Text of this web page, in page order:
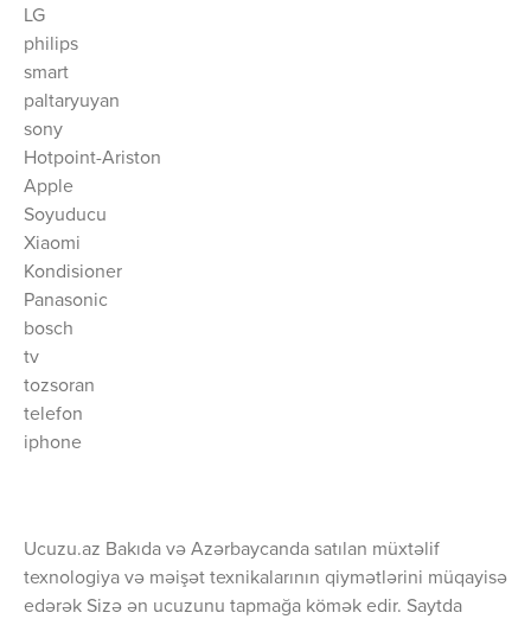
LG
philips
smart
paltaryuyan
sony
Hotpoint-Ariston
Apple
Soyuducu
Xiaomi
Kondisioner
Panasonic
bosch
tv
tozsoran
telefon
iphone
Ucuzu.az Bakıda və Azərbaycanda satılan müxtəlif
texnologiya və məişət texnikalarının qiymətlərini müqayisə
edərək Sizə ən ucuzunu tapmağa kömək edir. Saytda